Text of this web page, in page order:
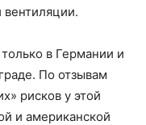
в Германии и
По отзывам
рисков у этой
и американской